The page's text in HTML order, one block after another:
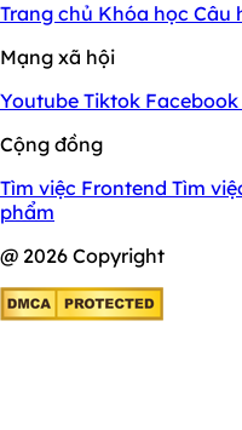
Trang chủ Khóa học Câu
Mạng xã hội
Youtube Tiktok Facebook
Cộng đồng
Tìm việc Frontend Tìm
phẩm
@ 2026 Copyright